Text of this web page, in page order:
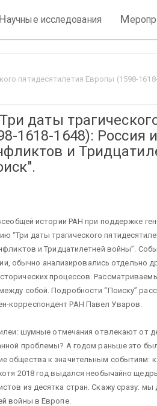
Научные исследования М
пятидесятилетия Европы (1598-
даты
1618-1648): Россия
и
истории РАН при поддержке
“Три даты трагического
и Тридцатилетней войны”.
обычно анализировались отдельно
процессов.
собой. Подробности “Поиску”
корреспондент РАН Павел Уваров.
шумные отмечания отвлекают от
проблемы? А годом раньше это
к значительным событиям:
2018 год выдался необычайно
из десятка стран. Скажу сразу: мы
войны в Европе.